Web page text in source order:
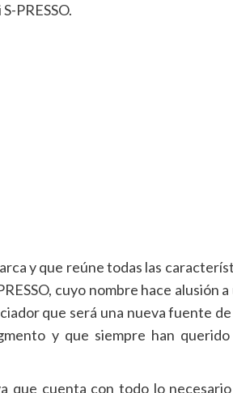
PRESSO.
y que reúne todas las
cuyo nombre hace alusión
que será una nueva fuente
y que siempre han
que cuenta con todo lo